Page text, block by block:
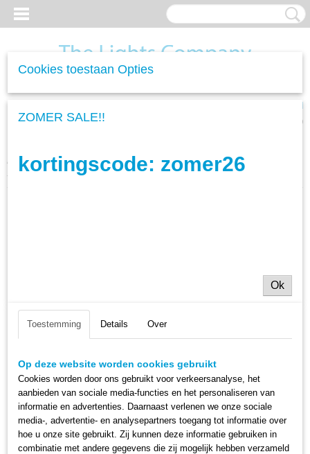
(0)
Home>Woonverlichting>Hanglampen>Hanglamp Bubble
Shaded XL - 2L
Cookies toestaan Opties
ZOMER SALE!!
kortingscode: zomer26
Ok
Toestemming Details Over
Op deze website worden cookies gebruikt
Cookies worden door ons gebruikt voor verkeersanalyse, het
aanbieden van sociale media-functies en het personaliseren van
informatie en advertenties. Daarnaast verlenen we onze sociale
media-, advertentie- en analysepartners toegang tot informatie over
hoe u onze site gebruikt. Zij kunnen deze informatie gebruiken in
combinatie met andere gegevens die zij mogelijk hebben verzameld